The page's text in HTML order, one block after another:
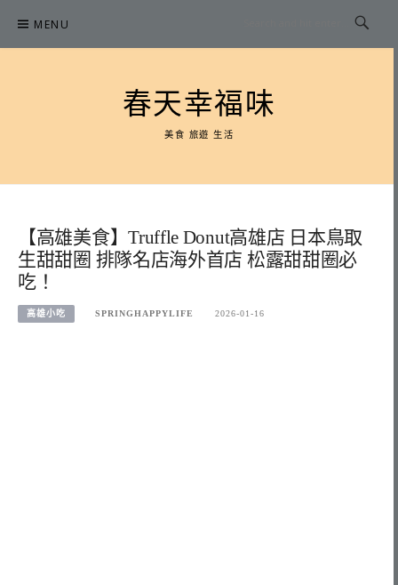
content
MENU
春天幸福味
美食 旅遊 生活
【高雄美食】Truffle Donut高雄店 日本鳥取
生甜甜圈 排隊名店海外首店 松露甜甜圈必
吃！
高雄小吃 SPRINGHAPPYLIFE 2026-01-16